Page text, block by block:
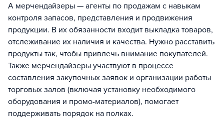
А мерчендайзеры — агенты по продажам с навыкам
контроля запасов, представления и продвижения
продукции. В их обязанности входит выкладка товаров,
отслеживание их наличия и качества. Нужно расставить
продукты так, чтобы привлечь внимание покупателей.
Также мерчендайзеры участвуют в процессе
составления закупочных заявок и организации работы
торговых залов (включая установку необходимого
оборудования и промо-материалов), помогает
поддерживать порядок на полках.